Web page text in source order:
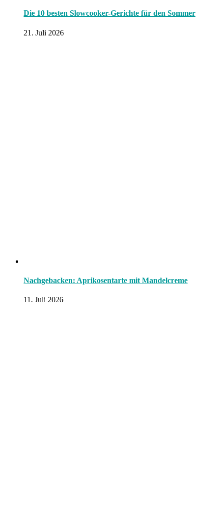
Die 10 besten Slowcooker-Gerichte für den Sommer
21. Juli 2026
Nachgebacken: Aprikosentarte mit Mandelcreme
11. Juli 2026